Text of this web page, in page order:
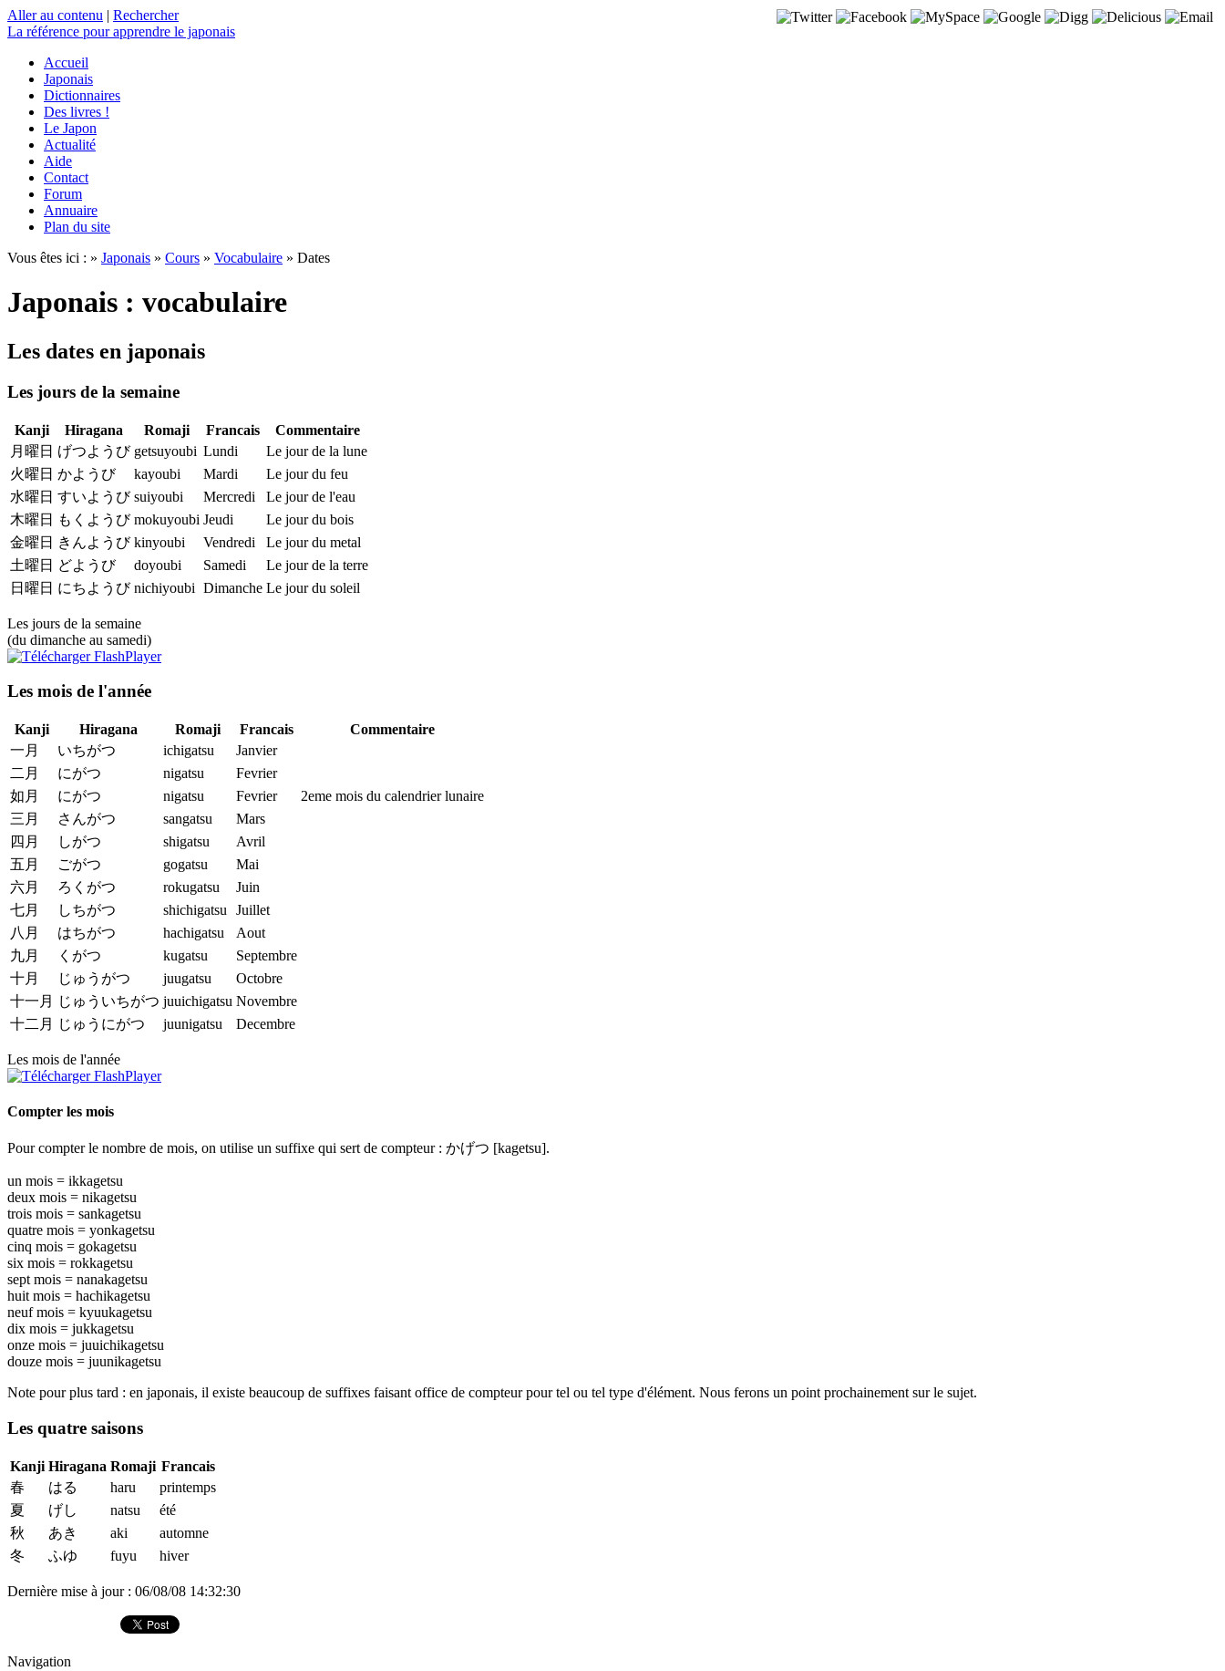
Aller au contenu | Rechercher
La référence pour apprendre le japonais
Accueil
Japonais
Dictionnaires
Des livres !
Le Japon
Actualité
Aide
Contact
Forum
Annuaire
Plan du site
Vous êtes ici : » Japonais » Cours » Vocabulaire » Dates
Japonais : vocabulaire
Les dates en japonais
Les jours de la semaine
Kanji Hiragana Romaji Francais
Commentaire
月曜日 げつようび getsuyoubi Lundi
Le jour de la lune
火曜日 かようび kayoubi Mardi
Le jour du feu
水曜日 すいようび suiyoubi Mercredi
Le jour de l'eau
木曜日
もくようび mokuyoubi Jeudi
Le jour du bois
金曜日 きんようび kinyoubi Vendredi
Le jour du metal
土曜日 どようび doyoubi Samedi
Le jour de la terre
日曜日 にちようび nichiyoubi Dimanche Le jour du soleil
Les jours de la semaine
(du dimanche au samedi)
Les mois de l'année
Kanji Hiragana Romaji Francais
Commentaire
一月
いちがつ ichigatsu
Janvier
二月
にがつ nigatsu
Fevrier
如月
にがつ nigatsu Fevrier
2eme mois du calendrier lunaire
三月
さんがつ sangatsu
Mars
四月
しがつ shigatsu
Avril
五月
ごがつ gogatsu
Mai
六月
ろくがつ rokugatsu
Juin
七月
しちがつ shichigatsu
Juillet
八月
はちがつ hachigatsu
Aout
九月
くがつ kugatsu
Septembre
十月
じゅうがつ juugatsu
Octobre
十一月
じゅういちがつ juuichigatsu Novembre
十二月
じゅうにがつ juunigatsu Decembre
Les mois de l'année
Compter les mois
Pour compter le nombre de mois, on utilise un suffixe qui sert de compteur : かげつ [kagetsu].
un mois = ikkagetsu
deux mois = nikagetsu
trois mois = sankagetsu
quatre mois = yonkagetsu
cinq mois = gokagetsu
six mois = rokkagetsu
sept mois = nanakagetsu
huit mois = hachikagetsu
neuf mois = kyuukagetsu
dix mois = jukkagetsu
onze mois = juuichikagetsu
douze mois = juunikagetsu
Note pour plus tard : en japonais, il existe beaucoup de suffixes faisant office de compteur pour tel ou tel type d'élément. Nous ferons un point prochainement sur le sujet.
Les quatre saisons
Kanji Hiragana Romaji Francais
春
はる haru
printemps
夏
げし natsu
été
秋
あき aki
automne
冬
ふゆ fuyu hiver
Dernière mise à jour : 06/08/08 14:32:30
Navigation